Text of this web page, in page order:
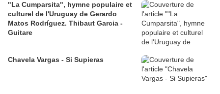
"La Cumparsita", hymne populaire et
culturel de l'Uruguay de Gerardo
Matos Rodríguez. Thibaut Garcia -
Guitare
Chavela Vargas - Si Supieras